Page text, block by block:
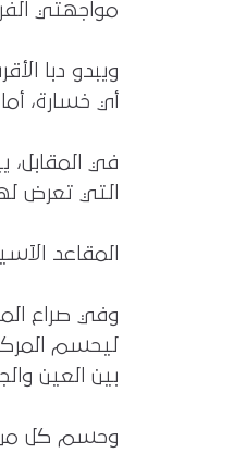
مواجهتي
ويبدو دبا
أي خسارة،
في المقابل،
التي تعرض
المقاعد
ليحسم
بين العين والجزيرة
وحسم كل من